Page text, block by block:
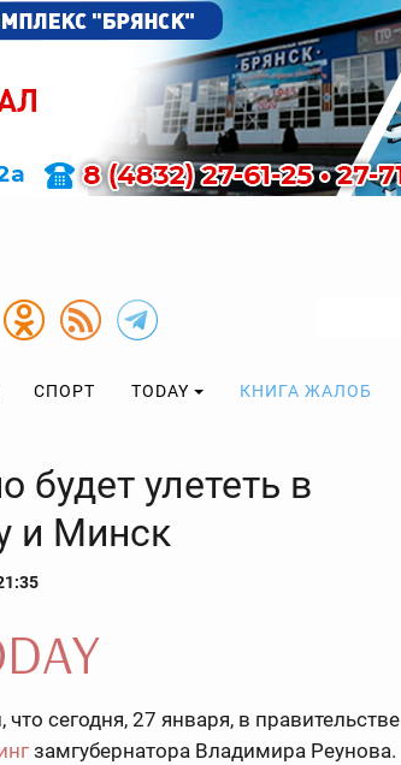
СПОРТ TODAY КНИГА ЖАЛОБ
улететь в
и Минск
сегодня, 27 января, в правительстве
замгубернатора Владимира Реунова.